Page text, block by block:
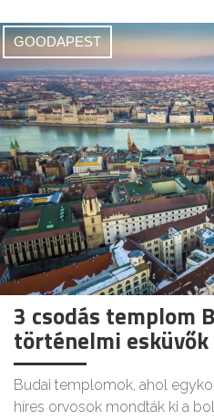
GOODAPEST
3 csodás templom
történelmi
Budai templomok, ahol
híres orvosok mondták ki a